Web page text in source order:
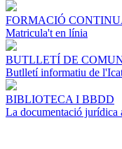
FORMACIÓ
Matricula't en línia
BUTLLETÍ DE
Butlletí informatiu de
BIBLIOTECA I BBDD
La documentació jurídica